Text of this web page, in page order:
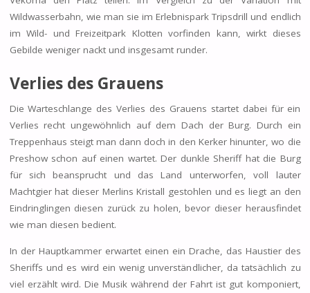
Wildwasserbahn, wie man sie im Erlebnispark Tripsdrill und endlich
im Wild- und Freizeitpark Klotten vorfinden kann, wirkt dieses
Gebilde weniger nackt und insgesamt runder.
Verlies des Grauens
Die Warteschlange des Verlies des Grauens startet dabei für ein
Verlies recht ungewöhnlich auf dem Dach der Burg. Durch ein
Treppenhaus steigt man dann doch in den Kerker hinunter, wo die
Preshow schon auf einen wartet. Der dunkle Sheriff hat die Burg
für sich beansprucht und das Land unterworfen, voll lauter
Machtgier hat dieser Merlins Kristall gestohlen und es liegt an den
Eindringlingen diesen zurück zu holen, bevor dieser herausfindet
wie man diesen bedient.
In der Hauptkammer erwartet einen ein Drache, das Haustier des
Sheriffs und es wird ein wenig unverständlicher, da tatsächlich zu
viel erzählt wird. Die Musik während der Fahrt ist gut komponiert,